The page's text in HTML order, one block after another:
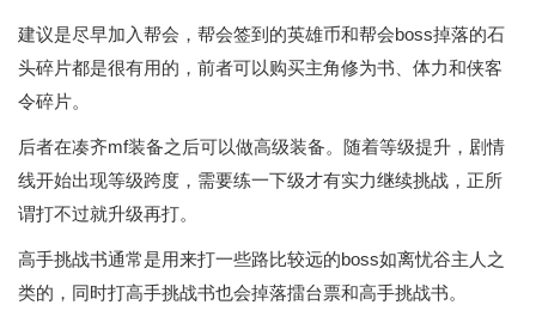
建议是尽早加入帮会，帮会签到的英雄币和帮会boss掉落的石
头碎片都是很有用的，前者可以购买主角修为书、体力和侠客
令碎片。
后者在凑齐mf装备之后可以做高级装备。随着等级提升，剧情
线开始出现等级跨度，需要练一下级才有实力继续挑战，正所
谓打不过就升级再打。
高手挑战书通常是用来打一些路比较远的boss如离忧谷主人之
类的，同时打高手挑战书也会掉落擂台票和高手挑战书。